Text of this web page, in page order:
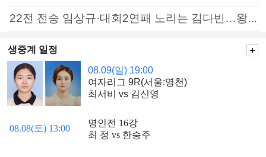
22전 전승 임상규·대회2연패 노리는 김다빈…왕중왕전 16강 7일부터
생중계 일정
08.09(일) 19:00
여자리그 9R(서울:영천)
최서비 vs 김신영
08.08(토) 13:00
명인전 16강
최 정 vs 한승주